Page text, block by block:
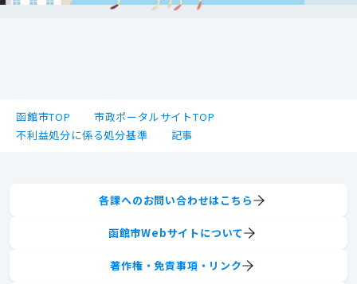
函館市TOP
市政ポータルサイトTOP
不利益処分に係る処分基準
記事
各課へのお問い合わせはこちら
函館市Webサイトについて
著作権・免責事項・リンク